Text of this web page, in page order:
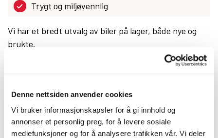
Denne nettsiden anvender cookies
Vi bruker informasjonskapsler for å gi innhold og
annonser et personlig preg, for å levere sosiale
mediefunksjoner og for å analysere trafikken vår. Vi deler
Trygt og miljøvennlig
Vi har et bredt utvalg av biler på lager, både nye og
brukte.
Vi tilbyr prøvekjøring og skaffer deg bilen som passer
Utforsk trafikken og bli komfortable på veien. Med
plass til 2 personer og pålitelig ytelse året rundt, er
det et trygt og praktisk valg.